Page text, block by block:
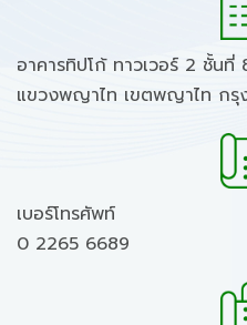
อาคารทิปโก้ ทาวเวอร์ 2 ชั้นที่
แขวงพญาไท เขตพญาไท กรุ
เบอร์โทรศัพท์
0 2265 6689